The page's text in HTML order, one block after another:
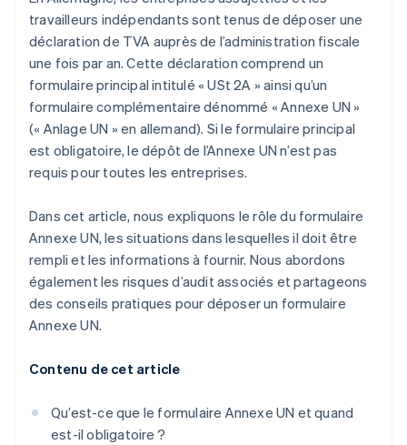
travailleurs indépendants sont tenus de déposer une
déclaration de TVA auprès de l’administration fiscale
une fois par an. Cette déclaration comprend un
formulaire principal intitulé « USt 2A » ainsi qu’un
formulaire complémentaire dénommé « Annexe UN »
(« Anlage UN » en allemand). Si le formulaire principal
est obligatoire, le dépôt de l’Annexe UN n’est pas
requis pour toutes les entreprises.
Dans cet article, nous expliquons le rôle du formulaire
Annexe UN, les situations dans lesquelles il doit être
rempli et les informations à fournir. Nous abordons
également les risques d’audit associés et partageons
des conseils pratiques pour déposer un formulaire
Annexe UN.
Contenu de cet article
Qu’est-ce que le formulaire Annexe UN et quand
est-il obligatoire ?